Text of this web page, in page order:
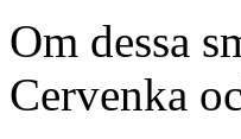
Om dessa
Cervenka